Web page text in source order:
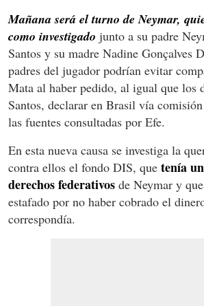
Mañana será el turno de Neymar,
como investigado junto a su padre
Santos y su madre Nadine Gonçalves
padres del jugador podrían evitar
Mata al haber pedido, al igual que los
Santos, declarar en Brasil vía
las fuentes consultadas por Efe.
En esta nueva causa se investiga la
contra ellos el fondo DIS, que tenía
derechos federativos de Neymar y
estafado por no haber cobrado el
correspondía.